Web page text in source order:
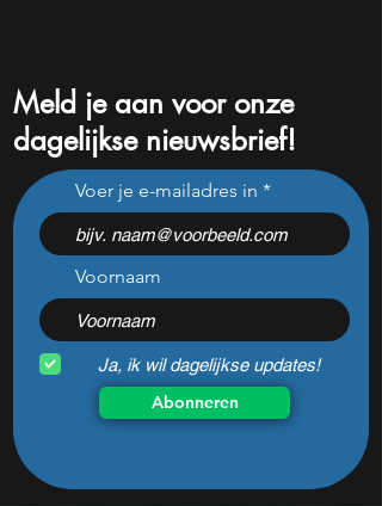
Pharming onderuit na
flinke tegenvallers: wat te
doen met het aandeel?
Meld je aan voor onze
dagelijkse nieuwsbrief!
Voer je e-mailadres in
Voornaam
Ja, ik wil dagelijkse updates!
Abonneren